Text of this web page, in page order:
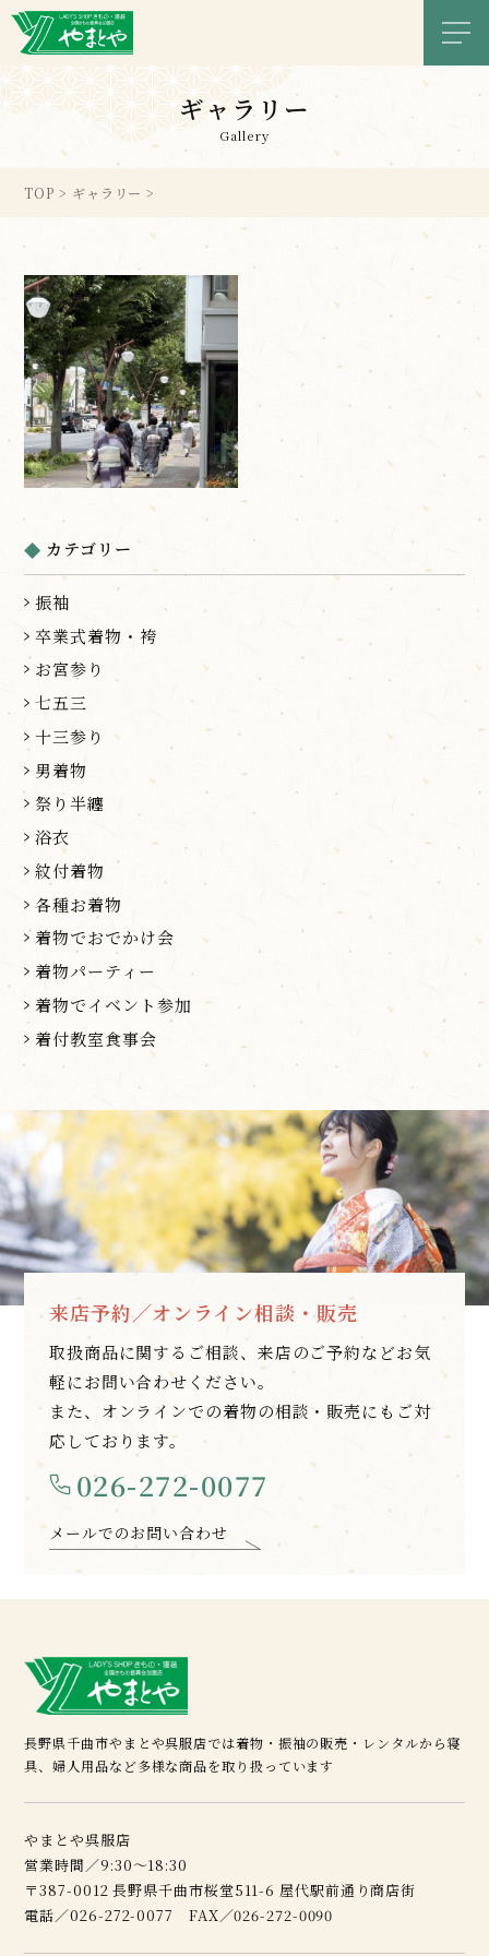
メ
ギャラリー
Gallery
TOP > ギャラリー >
カテゴリー
振袖
卒業式着物・袴
お宮参り
七五三
十三参り
男着物
祭り半纏
浴衣
紋付着物
各種お着物
着物でおでかけ会
着物パーティー
着物でイベント参加
着付教室食事会
来店予約／オンライン相談・販売
取扱商品に関するご相談、来店のご予約などお気
軽にお問い合わせください。
また、オンラインでの着物の相談・販売にもご対
応しております。
026-272-0077
メールでのお問い合わせ
長野県千曲市やまとや呉服店では着物・振袖の販売・レンタルから寝
具、婦人用品など多様な商品を取り扱っています
やまとや呉服店
営業時間／9:30～18:30
〒387-0012 長野県千曲市桜堂511-6 屋代駅前通り商店街
電話／026-272-0077 FAX／026-272-0090